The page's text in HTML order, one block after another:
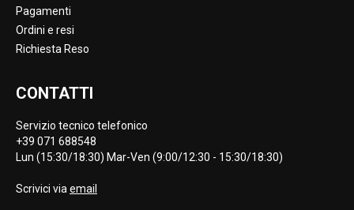
Pagamenti
Ordini e resi
Richiesta Reso
CONTATTI
Servizio tecnico telefonico
+39 071 688548
Lun (15:30/18:30) Mar-Ven (9:00/12:30 - 15:30/18:30)
Scrivici via email